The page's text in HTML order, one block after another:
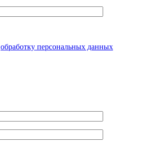
обработку персональных данных